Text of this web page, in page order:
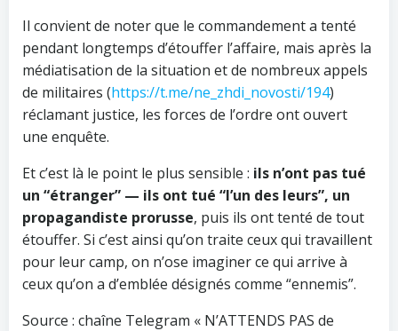
Il convient de noter que le commandement a tenté
pendant longtemps d’étouffer l’affaire, mais après la
médiatisation de la situation et de nombreux appels
de militaires (https://t.me/ne_zhdi_novosti/194)
réclamant justice, les forces de l’ordre ont ouvert
une enquête.
Et c’est là le point le plus sensible : ils n’ont pas tué
un “étranger” — ils ont tué “l’un des leurs”, un
propagandiste prorusse, puis ils ont tenté de tout
étouffer. Si c’est ainsi qu’on traite ceux qui travaillent
pour leur camp, on n’ose imaginer ce qui arrive à
ceux qu’on a d’emblée désignés comme “ennemis”.
Source : chaîne Telegram « N’ATTENDS PAS de